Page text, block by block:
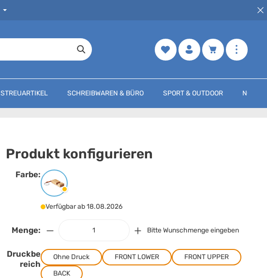
Merkzettel Warenkorb
STREUARTIKEL SCHREIBWAREN & BÜRO SPORT & OUTDOOR NOCH
Produkt konfigurieren
Farbe:Farbe
Holz
Verfügbar ab 18.08.2026
Menge: Bitte Wunschmenge eingeben
Druckbe
reich
Ohne Druck FRONT LOWER
FRONT UPPER
BACK